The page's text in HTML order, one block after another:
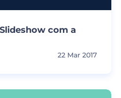
com a
22 Mar 2017